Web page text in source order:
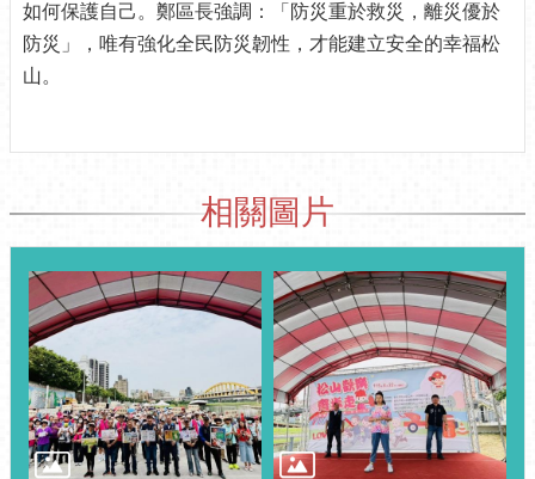
政
府
資
防
資
訊
網
（The
Information
of
Disaster
Prevention）
如何保護自己。鄭區長強調：「防災重於救災，離災優於
防災」，唯有強化全民防災韌性，才能建立安全的幸福松
山。
相關圖片